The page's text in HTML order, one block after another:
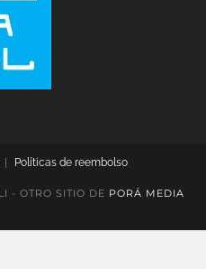
Políticas de reembolso
- OTRO SITIO DE PORÁ MEDIA